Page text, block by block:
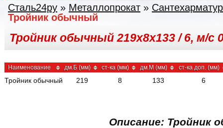
Сталь24ру » Металлопрокат »
Тройник обычный
Тройник обычный 219х8х133 / 6, м/с
Наименование дм.Б (мм) ст-ка (мм) дм.М (мм) ст-ка доп. (мм)
Тройник обычный 219 8 133 6
Описание: Тройник